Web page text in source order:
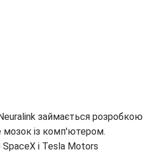
займається розробкою
із комп'ютером.
і Tesla Motors